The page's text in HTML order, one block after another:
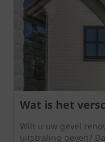
Wat is het
Wilt u uw gevel
uitstraling geven?